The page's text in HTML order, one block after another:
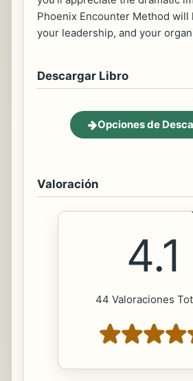
Phoenix Encounter Method will
your leadership, and your
Descargar Libro
Opciones de
Valoración
4.1
44 Valoraciones